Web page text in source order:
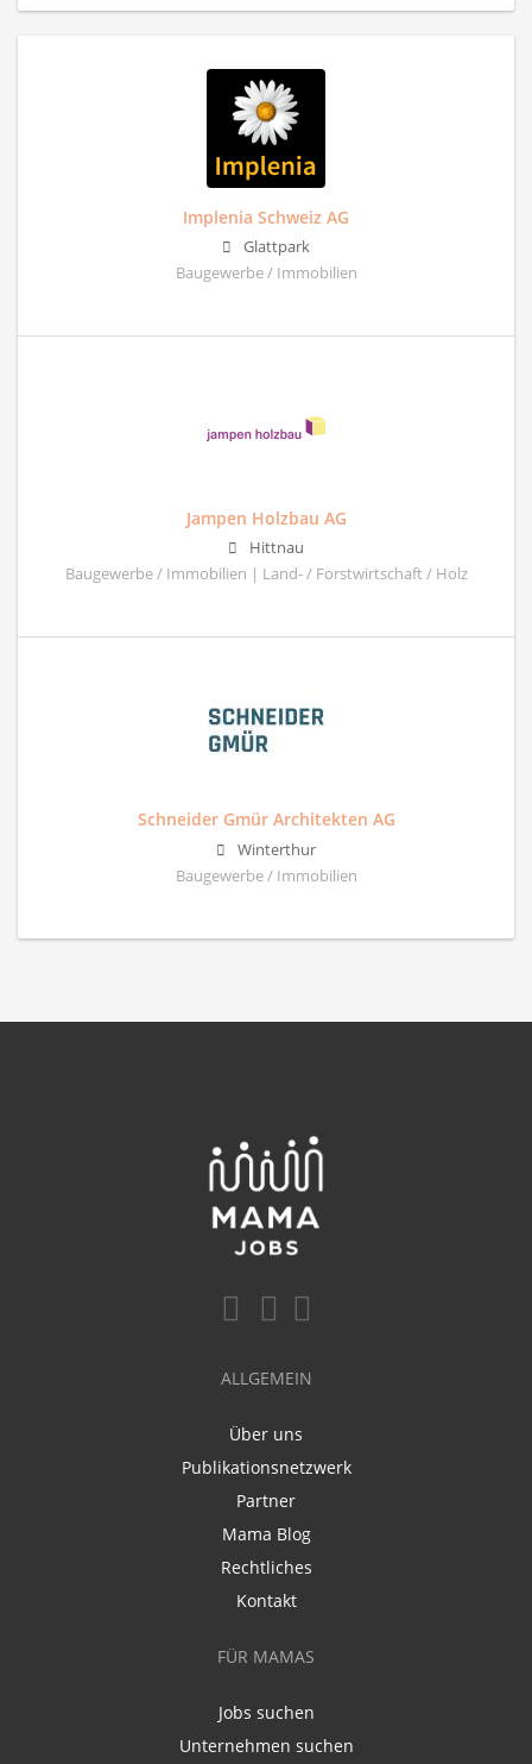
Implenia Schweiz AG
Glattpark
Baugewerbe / Immobilien
Jampen Holzbau AG
Hittnau
Baugewerbe / Immobilien | Land- / Forstwirtschaft / Holz
Schneider Gmür Architekten AG
Winterthur
Baugewerbe / Immobilien
ALLGEMEIN
Über uns
Publikationsnetzwerk
Partner
Mama Blog
Rechtliches
Kontakt
FÜR MAMAS
Jobs suchen
Unternehmen suchen